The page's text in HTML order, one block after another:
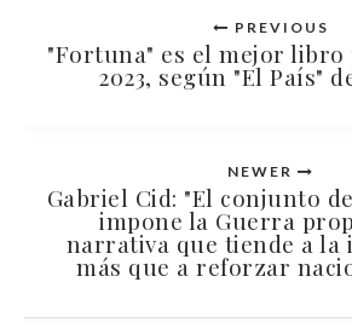
PREVIOUS
"Fortuna" es el mejor libro
2023, según "El País"
NEWER
Gabriel Cid: "El conjunto
impone la Guerra
narrativa que tiende a la
más que a reforzar